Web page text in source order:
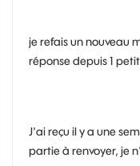
je refais un nouveau
réponse depuis 1
J'ai reçu il y a une
partie à renvoyer, je